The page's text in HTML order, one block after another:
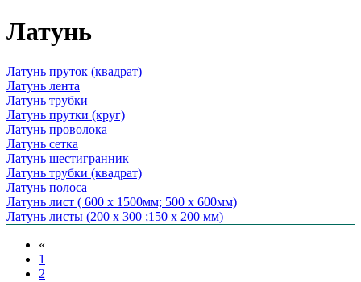
Латунь
Латунь пруток (квадрат)
Латунь лента
Латунь трубки
Латунь прутки (круг)
Латунь проволока
Латунь сетка
Латунь шестигранник
Латунь трубки (квадрат)
Латунь полоса
Латунь лист ( 600 х 1500мм; 500 х 600мм)
Латунь листы (200 х 300 ;150 х 200 мм)
«
1
2